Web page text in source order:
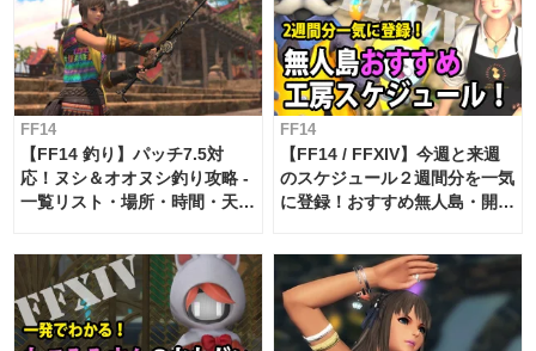
FF14
【FF14 釣り】パッチ7.5対
応！ヌシ＆オオヌシ釣り攻略 -
一覧リスト・場所・時間・天
FF14
【FF14 / FFXIV】今週と来週
のスケジュール２週間分を一気
に登録！おすすめ無人島・開拓